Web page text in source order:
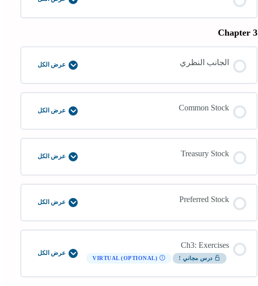
exercise
Chapter 3
الجانب النظري عرض الكل
الجانب
Common Stock عرض الكل
Common
Treasury Stock عرض الكل
Treasury
Preferred Stock عرض الكل
Preferred
Ch3: Exercises
درس مجاني !
عرض الكل
Ch3: